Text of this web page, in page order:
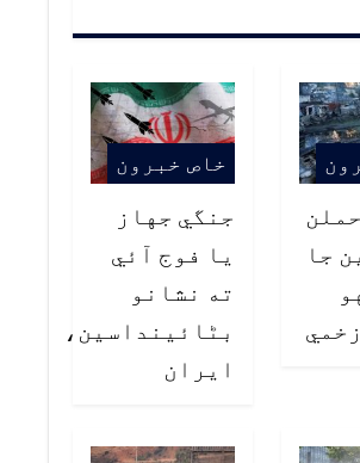
جا
خاص خبرون
جنگي جهاز
يا فوج آئي
ته نشانو
بڻائينداسين،
ايران